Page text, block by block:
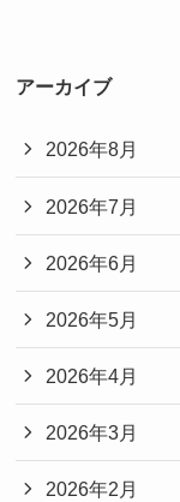
アーカイブ
2026年8月
2026年7月
2026年6月
2026年5月
2026年4月
2026年3月
2026年2月